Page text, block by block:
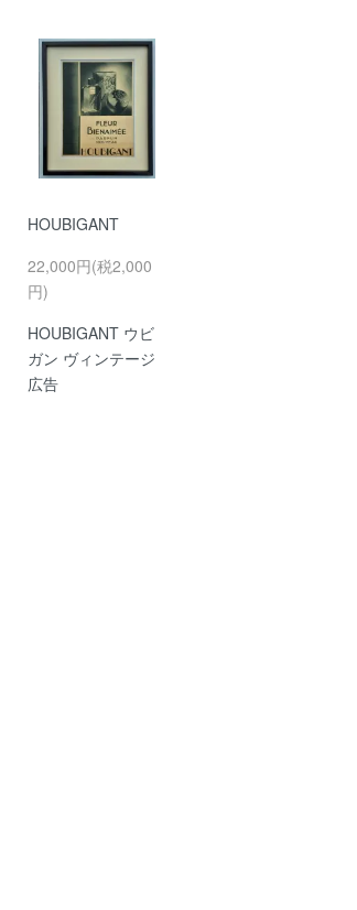
HOUBIGANT
22,000円(税2,000
円)
HOUBIGANT ウビ
ガン ヴィンテージ
広告